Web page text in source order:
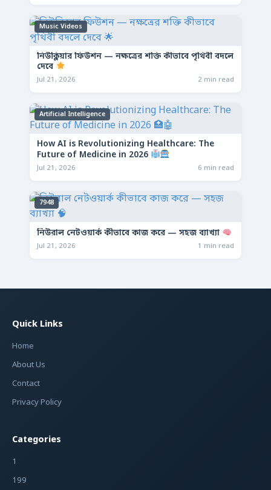
Music Videos
নিউক্লিয়ার ফিউশন — নক্ষত্রের শক্তি কীভাবে পৃথিবী বদলে
দেবে
Jul 21, 2026 2 min read
Artificial Intelligence
How AI is Revolutionizing Healthcare: The
Future of Medicine in 2026
Jul 21, 2026 6 min read
7948
নিউরাল নেটওয়ার্ক কীভাবে কাজ করে — সহজ ব্যাখ্যা
Jul 21, 2026 1 min read
Quick Links
Home
About Us
Contact
Privacy Policy
Categories
1
199